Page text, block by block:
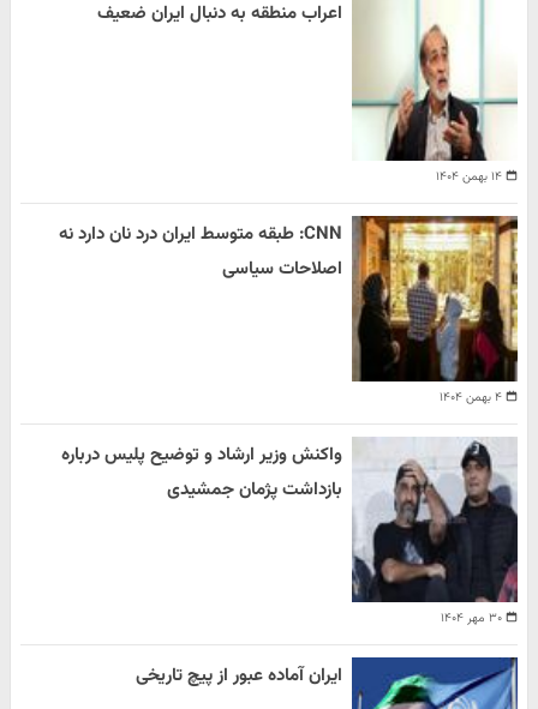
۱۴ بهمن ۱۴۰۴
اعراب منطقه به دنبال ایران ضعیف
۴ بهمن ۱۴۰۴
CNN: طبقه متوسط ایران درد نان دارد نه
اصلاحات سیاسی
۳۰ مهر ۱۴۰۴
واکنش وزیر ارشاد و توضیح پلیس درباره
بازداشت پژمان جمشیدی
ایران آماده عبور از پیچ تاریخی